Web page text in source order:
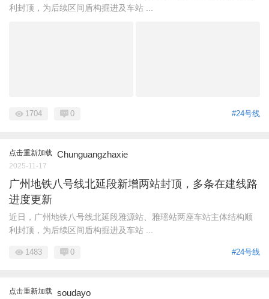
利封顶，为后续区间盾构掘进及车站 ...
#24号线
1704 0
点击重新加载 Chunguangzhaxie
2025-11-17
广州地铁八号线北延段新增两站封顶，多条在建线路
进度更新
近日，广州地铁八号线北延段雅源站、雅瑶站两座车站主体结构顺
利封顶，为后续区间盾构掘进及车站 ...
#24号线
1483 0
点击重新加载 soudayo